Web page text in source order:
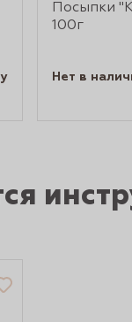
Посыпки
100г
Нет в